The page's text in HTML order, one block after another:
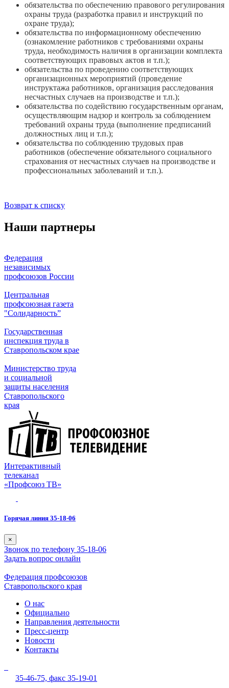
обязательства по обеспечению правового регулирования
охраны труда (разработка правил и инструкций по
охране труда);
обязательства по информационному обеспечению
(ознакомление работников с требованиями охраны
труда, необходимость наличия в организации комплекта
соответствующих правовых актов и т.п.);
обязательства по проведению соответствующих
организационных мероприятий (проведение
инструктажа работников, организация расследования
несчастных случаев на производстве и т.п.);
обязательства по содействию государственным органам,
осуществляющим надзор и контроль за соблюдением
требований охраны труда (выполнение предписаний
должностных лиц и т.п.);
обязательства по соблюдению трудовых прав
работников (обеспечение обязательного социального
страхования от несчастных случаев на производстве и
профессиональных заболеваний и т.п.).
Возврат к списку
Наши партнеры
Федерация
независимых
профсоюзов России
Центральная
профсоюзная газета
"Солидарность”
Государственная
инспекция труда в
Ставропольском крае
Министерство труда
и социальной
защиты населения
Ставропольского
края
Интерактивный
телеканал
«Профсоюз ТВ»
Горячая линия 35-18-06
×
Звонок по телефону 35-18-06
Задать вопрос онлайн
Федерация профсоюзов
Ставропольского края
О нас
Официально
Направления деятельности
Пресс-центр
Новости
Контакты
35-46-75, факс 35-19-01